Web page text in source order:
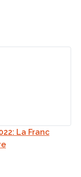
La Franc